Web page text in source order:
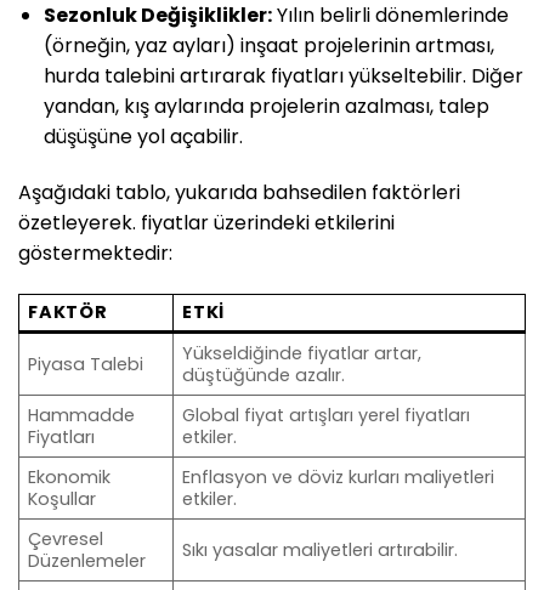
Sezonluk Değişiklikler:Yılın belirli dönemlerinde
(örneğin, yaz ayları) inşaat projelerinin artması,
hurda talebini artırarak fiyatları yükseltebilir. Diğer
yandan, kış aylarında projelerin azalması, talep
düşüşüne yol açabilir.
Aşağıdaki tablo, yukarıda bahsedilen faktörleri
özetleyerek. fiyatlar üzerindeki etkilerini
göstermektedir:
FAKTÖR ETKI
Piyasa Talebi
Yükseldiğinde fiyatlar artar,
düştüğünde azalır.
Hammadde
Fiyatları
Global fiyat artışları yerel fiyatları
etkiler.
Ekonomik
Koşullar
Enflasyon ve döviz kurları maliyetleri
etkiler.
Çevresel
Düzenlemeler
Sıkı yasalar maliyetleri artırabilir.